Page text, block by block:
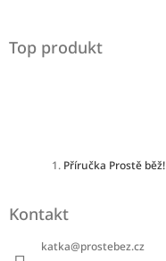
Top produkt
Příručka Prostě běž!
Kontakt
katka@prostebez.cz